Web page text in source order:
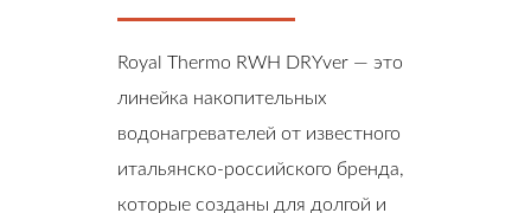
Royal Thermo RWH DRYver — это
линейка накопительных
водонагревателей от известного
итальянско-российского бренда,
которые созданы для долгой и